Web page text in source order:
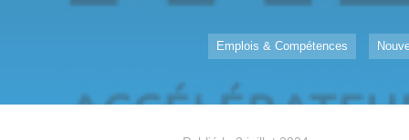
Emplois & Compétences